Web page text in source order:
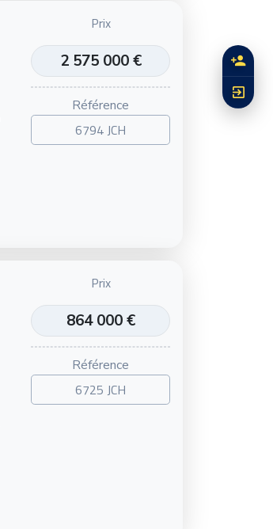
Prix
2 575 000 €
Référence
6794 JCH
Prix
864 000 €
Référence
6725 JCH